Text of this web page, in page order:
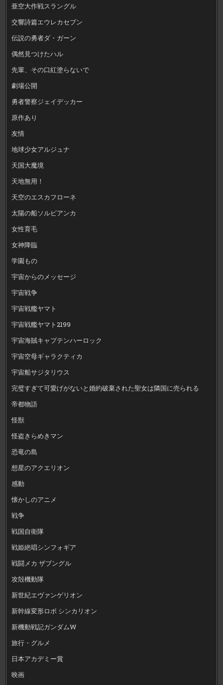
亜空大作戦スラングル
交響詩篇エウレカセブン
伝説の勇者ダ・ガーン
偶然見つけたハル
先輩、その口紅塗らないで
劇場公開
勇者警察ジェイデッカー
原作あり
友情
地球少女アルジュナ
天国大魔境
天地無用！
天空のエスカフローネ
太陽の船ソルビアンカ
女性育毛
女神降臨
学園もの
宇宙からのメッセージ
宇宙戦争
宇宙戦艦ヤマト
宇宙戦艦ヤマト2199
宇宙海賊キャプテンハーロック
宇宙空母ギャラクティカ
宇宙船サジタリウス
完璧すぎて可愛げがないと婚約破棄された聖女は隣国に売られる
帝都物語
怪獣
怪盗きらめきマン
恐竜の島
想星のアクエリオン
感動
懐かしのアニメ
戦争
戦国自衛隊
戦姫絶唱シンフォギア
戦闘メカ ザブングル
攻殻機動隊
新世紀エヴァンゲリオン
新幹線変形ロボ シンカリオン
新機動戦記ガンダムW
旅行・グルメ
日本アカデミー賞
映画